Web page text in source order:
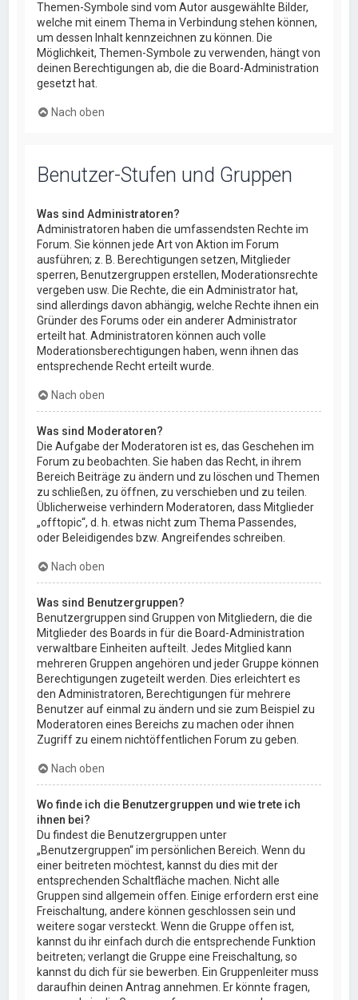
Themen-Symbole sind vom Autor ausgewählte Bilder,
welche mit einem Thema in Verbindung stehen können,
um dessen Inhalt kennzeichnen zu können. Die
Möglichkeit, Themen-Symbole zu verwenden, hängt von
deinen Berechtigungen ab, die die Board-Administration
gesetzt hat.
Nach oben
Benutzer-Stufen und Gruppen
Was sind Administratoren?
Administratoren haben die umfassendsten Rechte im
Forum. Sie können jede Art von Aktion im Forum
ausführen; z. B. Berechtigungen setzen, Mitglieder
sperren, Benutzergruppen erstellen, Moderationsrechte
vergeben usw. Die Rechte, die ein Administrator hat,
sind allerdings davon abhängig, welche Rechte ihnen ein
Gründer des Forums oder ein anderer Administrator
erteilt hat. Administratoren können auch volle
Moderationsberechtigungen haben, wenn ihnen das
entsprechende Recht erteilt wurde.
Nach oben
Was sind Moderatoren?
Die Aufgabe der Moderatoren ist es, das Geschehen im
Forum zu beobachten. Sie haben das Recht, in ihrem
Bereich Beiträge zu ändern und zu löschen und Themen
zu schließen, zu öffnen, zu verschieben und zu teilen.
Üblicherweise verhindern Moderatoren, dass Mitglieder
„offtopic“, d. h. etwas nicht zum Thema Passendes,
oder Beleidigendes bzw. Angreifendes schreiben.
Nach oben
Was sind Benutzergruppen?
Benutzergruppen sind Gruppen von Mitgliedern, die die
Mitglieder des Boards in für die Board-Administration
verwaltbare Einheiten aufteilt. Jedes Mitglied kann
mehreren Gruppen angehören und jeder Gruppe können
Berechtigungen zugeteilt werden. Dies erleichtert es
den Administratoren, Berechtigungen für mehrere
Benutzer auf einmal zu ändern und sie zum Beispiel zu
Moderatoren eines Bereichs zu machen oder ihnen
Zugriff zu einem nichtöffentlichen Forum zu geben.
Nach oben
Wo finde ich die Benutzergruppen und wie trete ich
ihnen bei?
Du findest die Benutzergruppen unter
„Benutzergruppen“ im persönlichen Bereich. Wenn du
einer beitreten möchtest, kannst du dies mit der
entsprechenden Schaltfläche machen. Nicht alle
Gruppen sind allgemein offen. Einige erfordern erst eine
Freischaltung, andere können geschlossen sein und
weitere sogar versteckt. Wenn die Gruppe offen ist,
kannst du ihr einfach durch die entsprechende Funktion
beitreten; verlangt die Gruppe eine Freischaltung, so
kannst du dich für sie bewerben. Ein Gruppenleiter muss
daraufhin deinen Antrag annehmen. Er könnte fragen,